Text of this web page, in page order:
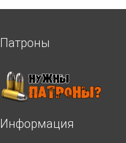
Патроны
Информация